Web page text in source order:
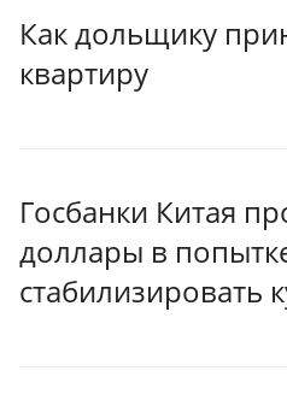
Как дольщику
квартиру
Госбанки Китая
доллары в
стабилизировать